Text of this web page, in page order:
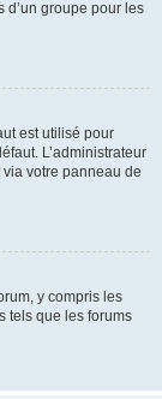
d’un groupe pour les
est utilisé pour
L’administrateur
votre panneau de
y compris les
tels que les forums